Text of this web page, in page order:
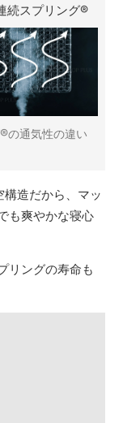
続スプリング®
®の通気性の違い
造だから、マッ
も爽やかな寝心
リングの寿命も